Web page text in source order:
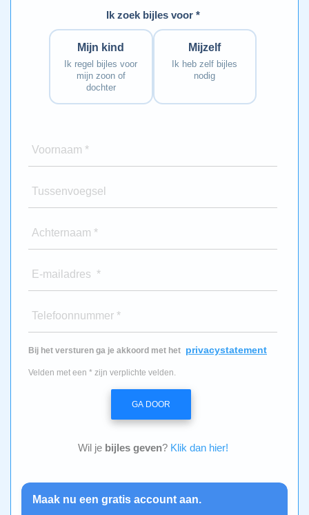
Ik zoek bijles voor *
Mijn kind
Ik regel bijles voor
mijn zoon of
dochter
Mijzelf
Ik heb zelf bijles
nodig
Voornaam *
Tussenvoegsel
Achternaam *
E-mailadres *
Telefoonnummer *
Bij het versturen ga je akkoord met het privacystatement
Velden met een * zijn verplichte velden.
GA DOOR
Wil je bijles geven? Klik dan hier!
Maak nu een gratis account aan.